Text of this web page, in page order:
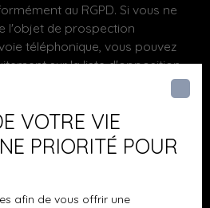
au RGPD. Si vous ne
l'objet de prospection
téléphonique, vous pouvez
sur la liste d'opposition
ou par courrier
Bloctel, CS 61311, 41013
VOTRE VIE
PRIORITÉ POUR
afin de vous offrir une